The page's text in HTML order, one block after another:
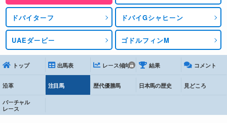
ドバイターフ ドバイGシャヒーン
UAEダービー ゴドルフィンM
トップ 出馬表 レース傾向 結果 コメント
沿革 注目馬 歴代優勝馬 日本馬の歴史 見どころ
バーチャル
レース